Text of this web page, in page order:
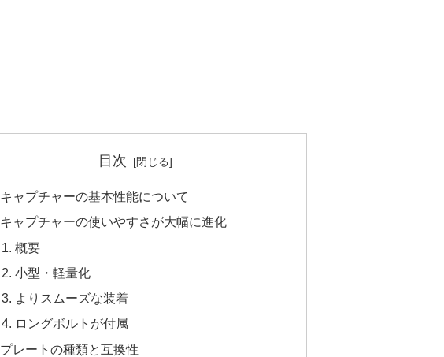
目次
キャプチャーの基本性能について
キャプチャーの使いやすさが大幅に進化
概要
小型・軽量化
よりスムーズな装着
ロングボルトが付属
プレートの種類と互換性